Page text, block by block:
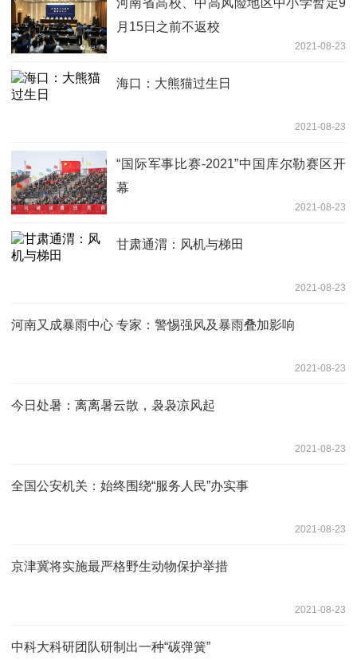
月15日之前不返校
2021-08-23
海口：大熊猫过生日
2021-08-23
“国际军事比赛-2021”中国库尔勒赛区开
幕
2021-08-23
甘肃通渭：风机与梯田
2021-08-23
河南又成暴雨中心 专家：警惕强风及暴雨叠加影响
2021-08-23
今日处暑：离离暑云散，袅袅凉风起
2021-08-23
全国公安机关：始终围绕“服务人民”办实事
2021-08-23
京津冀将实施最严格野生动物保护举措
2021-08-23
中科大科研团队研制出一种“碳弹簧”